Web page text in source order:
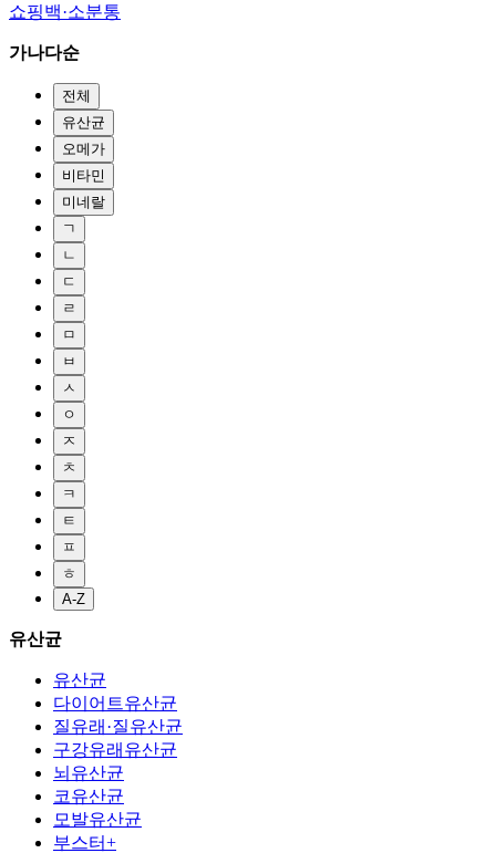
쇼핑백·소분통
가나다순
전체
유산균
오메가
비타민
미네랄
ㄱ
ㄴ
ㄷ
ㄹ
ㅁ
ㅂ
ㅅ
ㅇ
ㅈ
ㅊ
ㅋ
ㅌ
ㅍ
ㅎ
A-Z
유산균
유산균
다이어트유산균
질유래·질유산균
구강유래유산균
뇌유산균
코유산균
모발유산균
부스터+